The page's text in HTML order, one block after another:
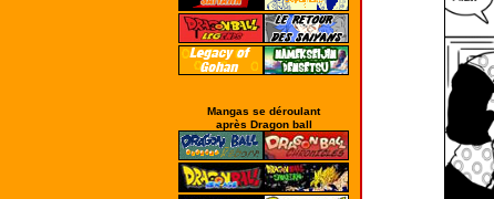
Mangas se déroulant
après Dragon ball